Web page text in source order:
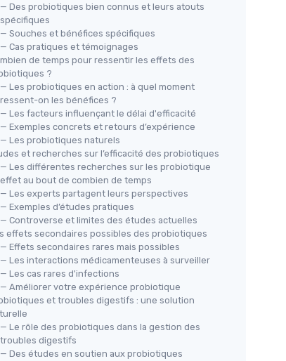
— Des probiotiques bien connus et leurs atouts
spécifiques
— Souches et bénéfices spécifiques
— Cas pratiques et témoignages
de temps pour ressentir les effets des
?
— Les probiotiques en action : à quel moment
ressent-on les bénéfices ?
— Les facteurs influençant le délai d'efficacité
— Exemples concrets et retours d’expérience
— Les probiotiques naturels
et recherches sur l’efficacité des probiotiques
— Les différentes recherches sur les probiotique
effet au bout de combien de temps
— Les experts partagent leurs perspectives
— Exemples d’études pratiques
— Controverse et limites des études actuelles
effets secondaires possibles des probiotiques
— Effets secondaires rares mais possibles
— Les interactions médicamenteuses à surveiller
— Les cas rares d'infections
— Améliorer votre expérience probiotique
et troubles digestifs : une solution
— Le rôle des probiotiques dans la gestion des
troubles digestifs
— Des études en soutien aux probiotiques